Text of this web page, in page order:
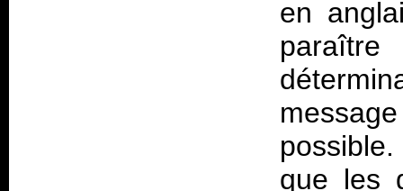
en
que les